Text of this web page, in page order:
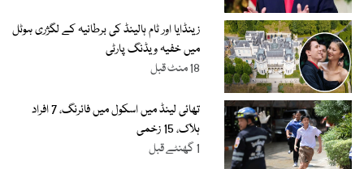
زینڈایا اور ٹام ہالینڈ کی برطانیہ کے لگژری ہوٹل
میں خفیہ ویڈنگ پارٹی
18 منٹ قبل
تھائی لینڈ میں اسکول میں فائرنگ، 7 افراد
ہلاک، 15 زخمی
1 گھنٹے قبل